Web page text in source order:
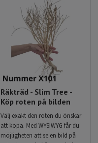
Räkträd - Slim Tree -
Köp roten på bilden
Välj exakt den roten du önskar
att köpa. Med WYSIWYG får du
möjligheten att se en bild på